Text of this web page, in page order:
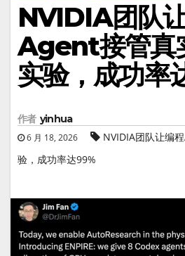
NVIDIA团队
Agent接管真
实验，成功率
作者 yinhua
6 月 18, 2026
NVIDIA团队让编
验，成功率达99%